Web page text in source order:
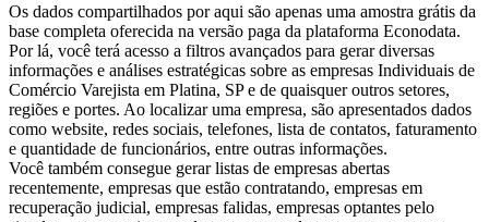
Os dados compartilhados por aqui são apenas uma amostra grátis da
base completa oferecida na versão paga da plataforma Econodata.
Por lá, você terá acesso a filtros avançados para gerar diversas
informações e análises estratégicas sobre as empresas Individuais de
Comércio Varejista em Platina, SP e de quaisquer outros setores,
regiões e portes. Ao localizar uma empresa, são apresentados dados
como website, redes sociais, telefones, lista de contatos, faturamento
e quantidade de funcionários, entre outras informações.
Você também consegue gerar listas de empresas abertas
recentemente, empresas que estão contratando, empresas em
recuperação judicial, empresas falidas, empresas optantes pelo